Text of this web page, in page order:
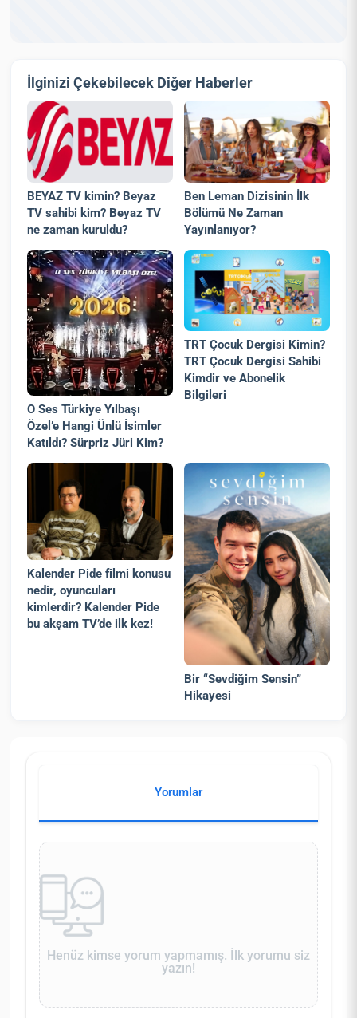
İlginizi Çekebilecek Diğer Haberler
BEYAZ TV kimin? Beyaz
TV sahibi kim? Beyaz TV
ne zaman kuruldu?
Ben Leman Dizisinin İlk
Bölümü Ne Zaman
Yayınlanıyor?
O Ses Türkiye Yılbaşı
Özel’e Hangi Ünlü İsimler
Katıldı? Sürpriz Jüri Kim?
TRT Çocuk Dergisi Kimin?
TRT Çocuk Dergisi Sahibi
Kimdir ve Abonelik
Bilgileri
Kalender Pide filmi konusu
nedir, oyuncuları
kimlerdir? Kalender Pide
bu akşam TV’de ilk kez!
Bir “Sevdiğim Sensin”
Hikayesi
Yorumlar
Henüz kimse yorum yapmamış. İlk yorumu siz
yazın!